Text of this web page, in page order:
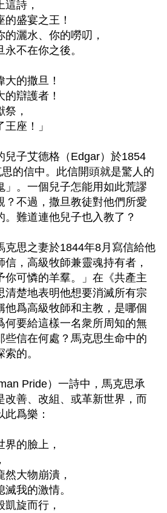
這詩，
盛宴之王！
灑水、你的嘮叨，
不在你之後。
的撒旦！
辯護者！
，
座！」
兒子艾德格（Edgar）於1854
的信中。此信開頭就是驚人的
」。一個兒子怎能用如此荒謬
？不過，撒旦教徒對他們所愛
。難道連他兒子也入教了？
克思之妻於1844年8月寫信給他
，高級牧師兼靈魂持有者，
你可憐的羊羣。」在《共產主
清楚地表明他想要消滅所有宗
他爲高級牧師和主教，是哪個
何要給這樣一名衆所周知的無
些信在何處？馬克思生命中的
的。
Pride）一詩中，馬克思承
改善、改組、或革新世界，而
爲樂：
界的臉上，
大物崩潰，
我的激情。
旋而行，